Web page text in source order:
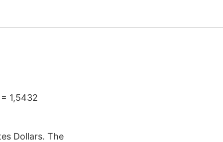
1,5432
Dollars. The